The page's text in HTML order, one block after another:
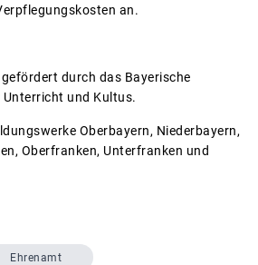
an.
durch das Bayerische
und Kultus.
Oberbayern, Niederbayern,
Oberfranken, Unterfranken und
Ehrenamt